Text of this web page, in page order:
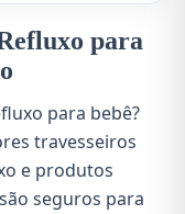
para
para bebê?
travesseiros
e produtos
seguros para